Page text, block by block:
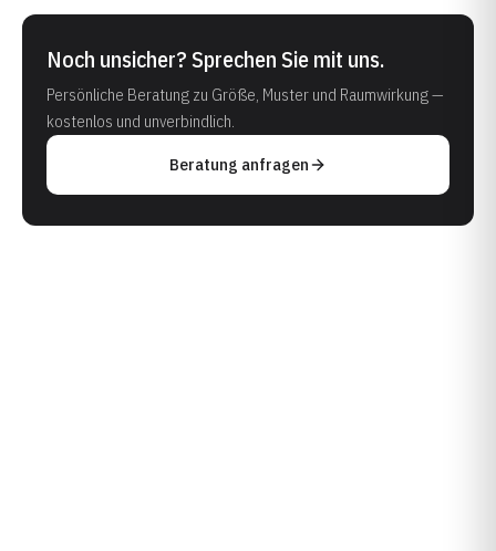
Noch unsicher? Sprechen Sie mit uns.
Persönliche Beratung zu Größe, Muster und Raumwirkung —
kostenlos und unverbindlich.
Beratung anfragen